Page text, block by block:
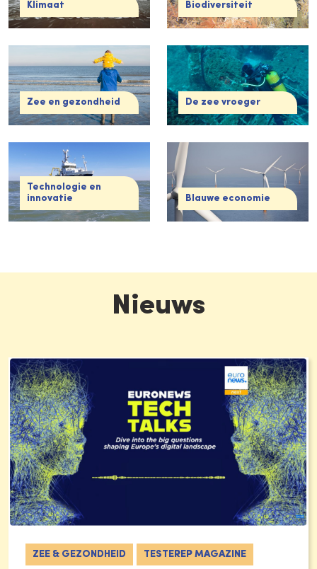
Klimaat Biodiversiteit
Zee en gezondheid De zee vroeger
Technologie en
innovatie
Blauwe economie
Nieuws
ZEE & GEZONDHEID TESTEREP MAGAZINE